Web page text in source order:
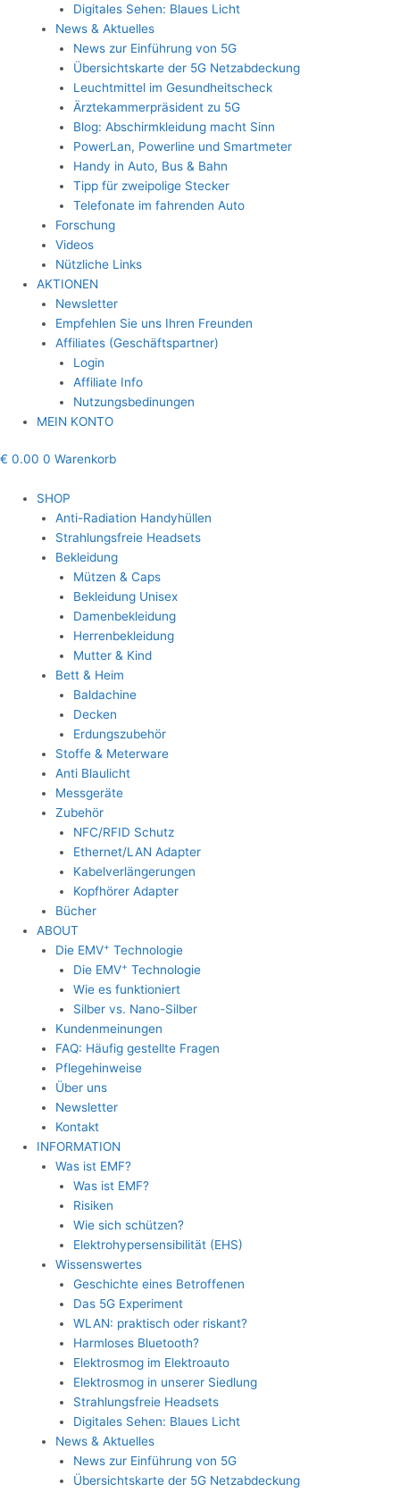
Digitales Sehen: Blaues Licht
News & Aktuelles
News zur Einführung von 5G
Übersichtskarte der 5G Netzabdeckung
Leuchtmittel im Gesundheitscheck
Ärztekammerpräsident zu 5G
Blog: Abschirmkleidung macht Sinn
PowerLan, Powerline und Smartmeter
Handy in Auto, Bus & Bahn
Tipp für zweipolige Stecker
Telefonate im fahrenden Auto
Forschung
Videos
Nützliche Links
AKTIONEN
Newsletter
Empfehlen Sie uns Ihren Freunden
Affiliates (Geschäftspartner)
Login
Affiliate Info
Nutzungsbedinungen
MEIN KONTO
€ 0.00 0 Warenkorb
SHOP
Anti-Radiation Handyhüllen
Strahlungsfreie Headsets
Bekleidung
Mützen & Caps
Bekleidung Unisex
Damenbekleidung
Herrenbekleidung
Mutter & Kind
Bett & Heim
Baldachine
Decken
Erdungszubehör
Stoffe & Meterware
Anti Blaulicht
Messgeräte
Zubehör
NFC/RFID Schutz
Ethernet/LAN Adapter
Kabelverlängerungen
Kopfhörer Adapter
Bücher
ABOUT
Die EMV+ Technologie
Die EMV+ Technologie
Wie es funktioniert
Silber vs. Nano-Silber
Kundenmeinungen
FAQ: Häufig gestellte Fragen
Pflegehinweise
Über uns
Newsletter
Kontakt
INFORMATION
Was ist EMF?
Was ist EMF?
Risiken
Wie sich schützen?
Elektrohypersensibilität (EHS)
Wissenswertes
Geschichte eines Betroffenen
Das 5G Experiment
WLAN: praktisch oder riskant?
Harmloses Bluetooth?
Elektrosmog im Elektroauto
Elektrosmog in unserer Siedlung
Strahlungsfreie Headsets
Digitales Sehen: Blaues Licht
News & Aktuelles
News zur Einführung von 5G
Übersichtskarte der 5G Netzabdeckung